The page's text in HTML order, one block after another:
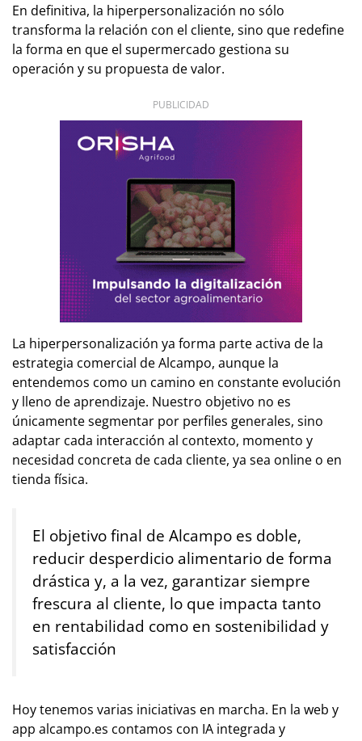
En definitiva, la hiperpersonalización no sólo
transforma la relación con el cliente, sino que redefine
la forma en que el supermercado gestiona su
operación y su propuesta de valor.
PUBLICIDAD
La hiperpersonalización ya forma parte activa de la
estrategia comercial de Alcampo, aunque la
entendemos como un camino en constante evolución
y lleno de aprendizaje. Nuestro objetivo no es
únicamente segmentar por perfiles generales, sino
adaptar cada interacción al contexto, momento y
necesidad concreta de cada cliente, ya sea online o en
tienda física.
El objetivo final de Alcampo es doble,
reducir desperdicio alimentario de forma
drástica y, a la vez, garantizar siempre
frescura al cliente, lo que impacta tanto
en rentabilidad como en sostenibilidad y
satisfacción
Hoy tenemos varias iniciativas en marcha. En la web y
app alcampo.es contamos con IA integrada y